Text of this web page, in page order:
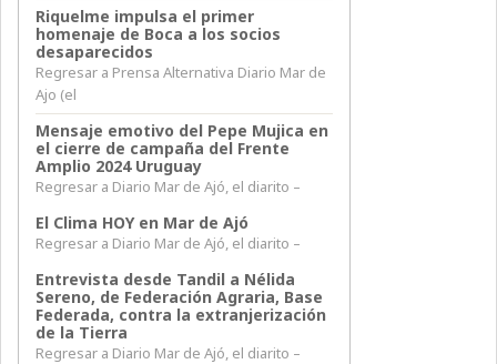
Riquelme impulsa el primer
homenaje de Boca a los socios
desaparecidos
Regresar a Prensa Alternativa Diario Mar de
Ajo (el
Mensaje emotivo del Pepe Mujica en
el cierre de campaña del Frente
Amplio 2024 Uruguay
Regresar a Diario Mar de Ajó, el diarito –
El Clima HOY en Mar de Ajó
Regresar a Diario Mar de Ajó, el diarito –
Entrevista desde Tandil a Nélida
Sereno, de Federación Agraria, Base
Federada, contra la extranjerización
de la Tierra
Regresar a Diario Mar de Ajó, el diarito –